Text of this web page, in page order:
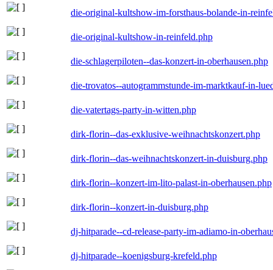
die-original-kultshow-im-forsthaus-bolande-in-
die-original-kultshow-in-reinfeld.php
die-schlagerpiloten--das-konzert-in-oberhausen.php
die-trovatos--autogrammstunde-im-marktkauf-in-
die-vatertags-party-in-witten.php
dirk-florin--das-exklusive-weihnachtskonzert.php
dirk-florin--das-weihnachtskonzert-in-duisburg.php
dirk-florin--konzert-im-lito-palast-in-oberhausen.php
dirk-florin--konzert-in-duisburg.php
dj-hitparade--cd-release-party-im-adiamo-in-
dj-hitparade--koenigsburg-krefeld.php